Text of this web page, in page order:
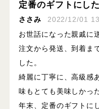
定番のギフトにし
ささみ
2022/12/01
お世話になった親戚に
注文から発送、到着ま
した。
綺麗に丁寧に、高級感
味もとても美味しかっ
年末、定番のギフトに